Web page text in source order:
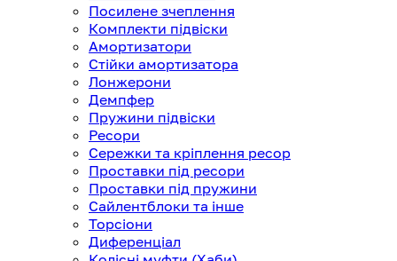
Посилене зчеплення
Комплекти підвіски
Амортизатори
Стійки амортизатора
Лонжерони
Демпфер
Пружини підвіски
Ресори
Сережки та кріплення ресор
Проставки під ресори
Проставки під пружини
Сайлентблоки та інше
Торсіони
Диференціал